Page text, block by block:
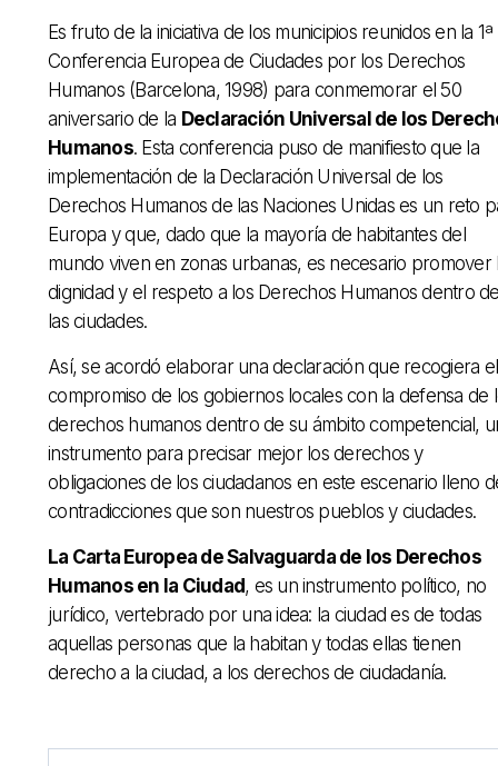
Es fruto de la iniciativa de los municipios reunidos en la 1ª
Conferencia Europea de Ciudades por los Derechos
Humanos (Barcelona, 1998) para conmemorar el 50
aniversario de la Declaración Universal de los
Humanos. Esta conferencia puso de manifiesto que la
implementación de la Declaración Universal de los
Derechos Humanos de las Naciones Unidas es un reto
Europa y que, dado que la mayoría de habitantes del
mundo viven en zonas urbanas, es necesario promover
dignidad y el respeto a los Derechos Humanos dentro
las ciudades.
Así, se acordó elaborar una declaración que recogiera el
compromiso de los gobiernos locales con la defensa de
derechos humanos dentro de su ámbito competencial,
instrumento para precisar mejor los derechos y
obligaciones de los ciudadanos en este escenario lleno
contradicciones que son nuestros pueblos y ciudades.
La Carta Europea de Salvaguarda de los Derechos
Humanos en la Ciudad, es un instrumento político, no
jurídico, vertebrado por una idea: la ciudad es de todas
aquellas personas que la habitan y todas ellas tienen
derecho a la ciudad, a los derechos de ciudadanía.